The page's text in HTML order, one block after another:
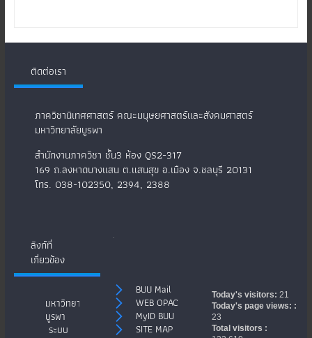
ติดต่อเรา
ภาควิชานิเทศศาสตร์ คณะมนุษยศาสตร์และสังคมศาสตร์
มหาวิทยาลัยบูรพา
สำนักงานภาควิชา ชั้น3 ห้อง QS2-317
169 ถ.ลงหาดบางแสน ต.แสนสุข อ.เมือง จ.ชลบุรี 20131
โทร. 038-102350, 2394, 2388
ลิงก์ที่
เกี่ยวข้อง
มหาวิทยาลัย
บูรพา
ระบบ
.
BUU Mail
WEB OPAC
MyID BUU
SITE MAP
Today's visitors:21
Today's page views: :
23
Total visitors :